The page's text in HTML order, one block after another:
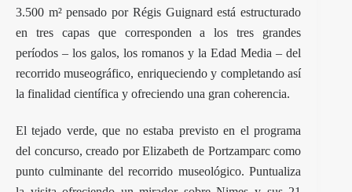
3.500 m² pensado por Régis Guignard está estructurado
en tres capas que corresponden a los tres grandes
períodos – los galos, los romanos y la Edad Media – del
recorrido museográfico, enriqueciendo y completando así
la finalidad científica y ofreciendo una gran coherencia.
El tejado verde, que no estaba previsto en el programa
del concurso, creado por Elizabeth de Portzamparc como
punto culminante del recorrido museológico. Puntualiza